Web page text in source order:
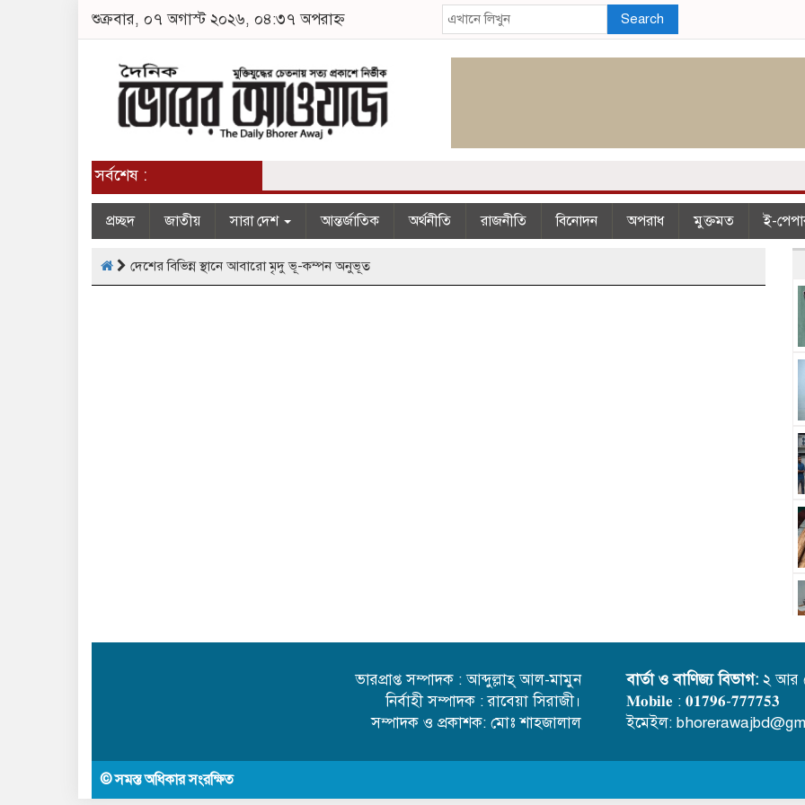
শুক্রবার, ০৭ অগাস্ট ২০২৬, ০৪:৩৭ অপরাহ্ন Search
সর্বশেষ :
প্রচ্ছদ জাতীয় সারা দেশ আন্তর্জাতিক অর্থনীতি রাজনীতি বিনোদন অপরাধ মুক্তমত ই-
দেশের বিভিন্ন স্থানে আবারো মৃদু ভূ-কম্পন অনুভূত
ভারপ্রাপ্ত সম্পাদক : আব্দুল্লাহ্ আল-মামুন
নির্বাহী সম্পাদক : রাবেয়া সিরাজী।
সম্পাদক ও প্রকাশক: মোঃ শাহজালাল
বার্তা ও বাণিজ্য বিভাগ: ২ আর
𝐌𝐨𝐛𝐢𝐥𝐞 : 𝟎𝟏𝟕𝟗𝟔-𝟕𝟕𝟕𝟕𝟓𝟑
ইমেইল:
© সমস্ত অধিকার সংরক্ষিত